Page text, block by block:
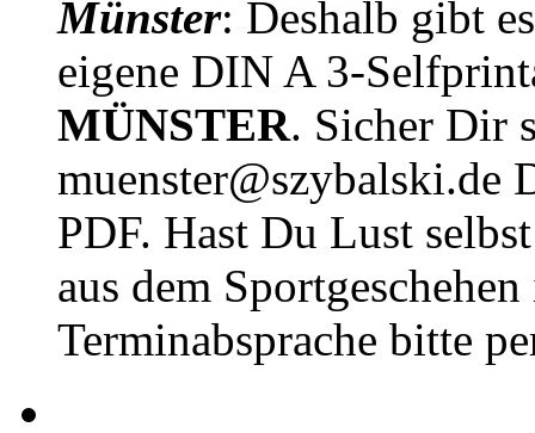
Münster: Deshalb gibt
eigene DIN A 3-
MÜNSTER. Sicher Dir
muenster@szybalski.de
PDF. Hast Du Lust
aus dem
Terminabsprache bitte